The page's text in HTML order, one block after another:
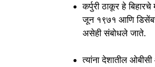
कर्पुरी ठाकूर हे
जून १९७१ आणि डिसेंबर
असेही संबोधले जाते.
त्यांना देशातील